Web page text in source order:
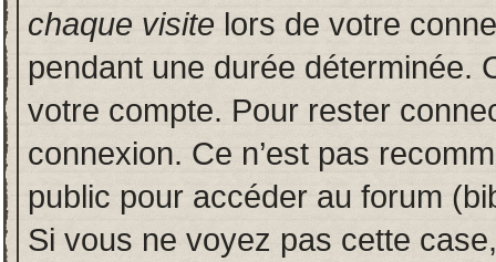
chaque visite lors de votre
pendant une durée déterminée.
votre compte. Pour rester
connexion. Ce n’est pas
public pour accéder au forum
Si vous ne voyez pas cette